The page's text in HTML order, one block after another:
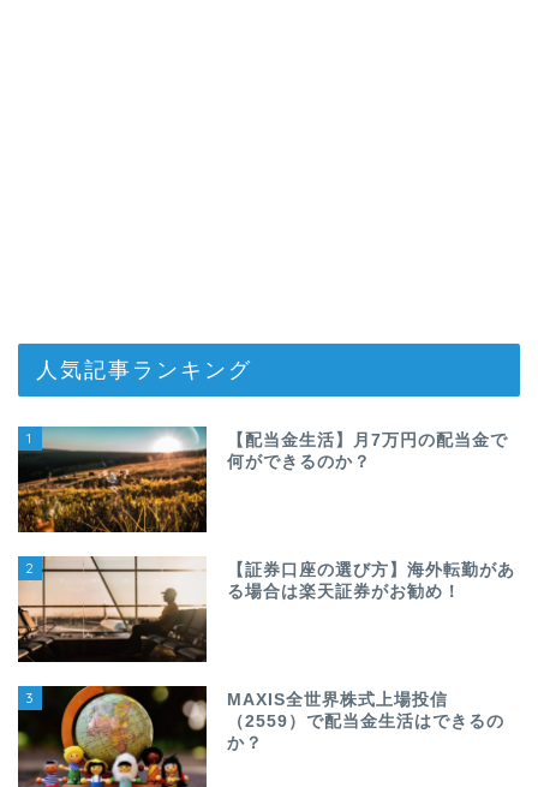
人気記事ランキング
1
【配当金生活】月7万円の配当金で
何ができるのか？
2
【証券口座の選び方】海外転勤があ
る場合は楽天証券がお勧め！
3
MAXIS全世界株式上場投信
（2559）で配当金生活はできるの
か？